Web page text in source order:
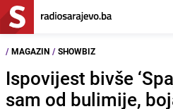
/ MAGAZIN / SHOWBIZ
Ispovijest bivše
sam od bulimije,